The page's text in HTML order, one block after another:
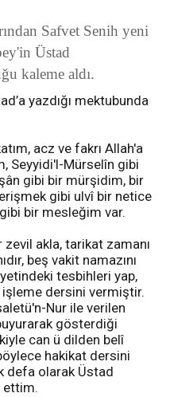
Safvet Senih yeni
Üstad
kaleme aldı.
yazdığı mektubunda
acz ve fakrı Allah'a
Seyyidi'l-Mürselîn gibi
gibi bir mürşidim, bir
gibi ulvî bir netice
bir mesleğim var.
zevil akla, tarikat zamanı
beş vakit namazını
tesbihleri yap,
işleme dersini vermiştir.
Nur ile verilen
gösterdiği
can ü dilden belî
hakikat dersini
defa olarak Üstad
ettim.